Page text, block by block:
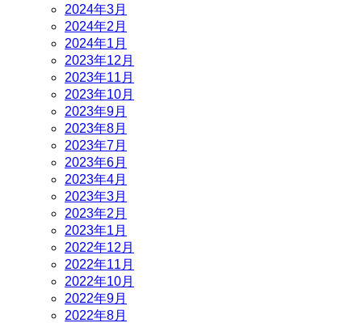
2024年3月
2024年2月
2024年1月
2023年12月
2023年11月
2023年10月
2023年9月
2023年8月
2023年7月
2023年6月
2023年4月
2023年3月
2023年2月
2023年1月
2022年12月
2022年11月
2022年10月
2022年9月
2022年8月